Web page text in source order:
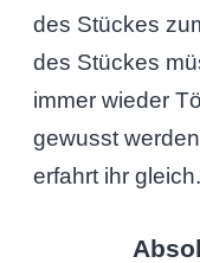
des Stückes
des Stückes
immer wieder
gewusst
erfahrt ihr gleich.